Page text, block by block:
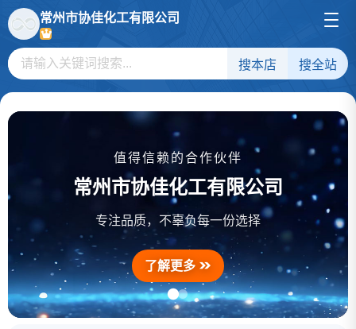
常州市协佳化工有限公司
搜本店 搜全站
值得信赖的合作伙伴
常州市协佳化工有限公司
专注品质，不辜负每一份选择
了解更多
三环唑 草铵膦 烯草酮